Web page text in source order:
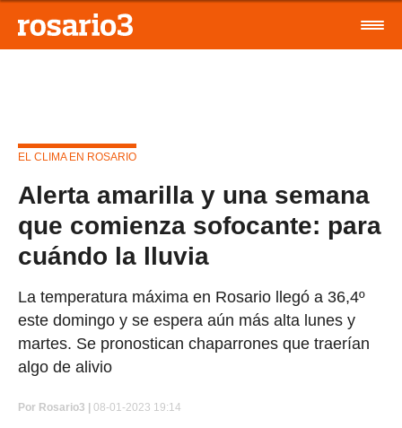
EL CLIMA EN ROSARIO
Alerta amarilla y una semana
que comienza sofocante: para
cuándo la lluvia
La temperatura máxima en Rosario llegó a 36,4º
este domingo y se espera aún más alta lunes y
martes. Se pronostican chaparrones que traerían
algo de alivio
Por Rosario3 | 08-01-2023 19:14